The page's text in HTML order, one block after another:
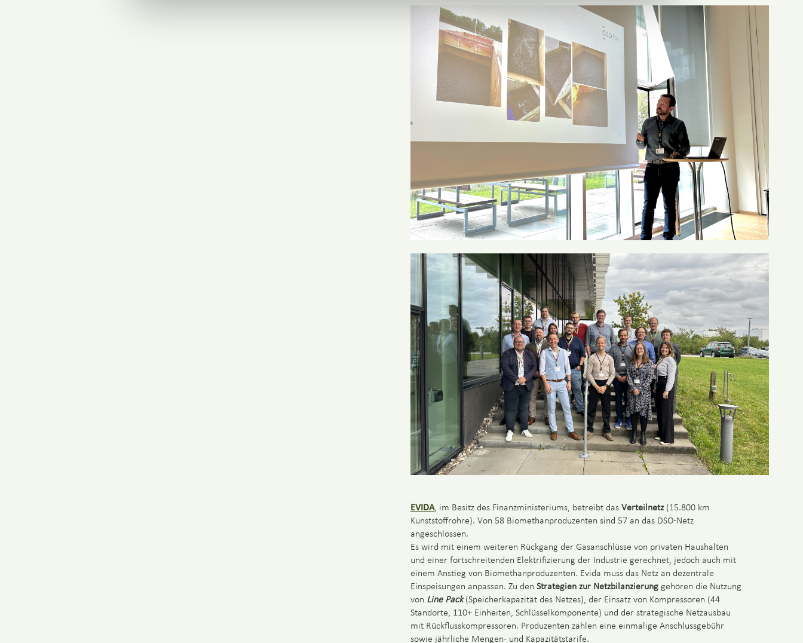
EVIDA, im Besitz des Finanzministeriums, betreibt das Verteilnetz(15.800 km
Kunststoffrohre). Von 58 Biomethanproduzenten sind 57 an das DSO-Netz
angeschlossen.
Es wird mit einem weiteren Rückgang der Gasanschlüsse von privaten Haushalten
und einer fortschreitenden Elektrifizierung der Industrie gerechnet, jedoch auch mit
einem Anstieg von Biomethanproduzenten. Evida muss das Netz an dezentrale
Einspeisungen anpassen. Zu den Strategien zur Netzbilanzierung gehören die Nutzung
von Line Pack (Speicherkapazität des Netzes), der Einsatz von Kompressoren (44
Standorte, 110+ Einheiten, Schlüsselkomponente) und der strategische Netzausbau
mit Rückflusskompressoren. Produzenten zahlen eine einmalige Anschlussgebühr
sowie jährliche Mengen- und Kapazitätstarife.